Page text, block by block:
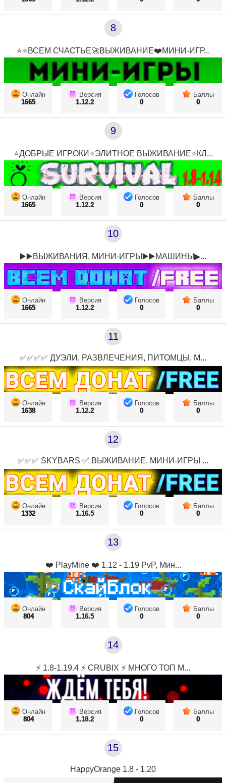
8
⭐⭐ВСЕМ СЧАСТЬЕ🚀ВЫЖИВАНИЕ❤️МИНИ-ИГР...
Онлайн
1665
Версия
1.12.2
Голосов
0
Баллы
0
9
⭐ДОБРЫЕ ИГРОКИ⭐ЭЛИТНОЕ ВЫЖИВАНИЕ⭐КЛ...
Онлайн
1665
Версия
1.12.2
Голосов
0
Баллы
0
10
▶️▶️ВЫЖИВАНИЯ, МИНИ-ИГРЫ▶️▶️МАШИНЫ▶...
Онлайн
1665
Версия
1.12.2
Голосов
0
Баллы
0
11
✅✅✅✅ ДУЭЛИ, РАЗВЛЕЧЕНИЯ, ПИТОМЦЫ, М...
Онлайн
1638
Версия
1.12.2
Голосов
0
Баллы
0
12
✅✅✅ SKYBARS ✅ ВЫЖИВАНИЕ, МИНИ-ИГРЫ ...
Онлайн
1332
Версия
1.16.5
Голосов
0
Баллы
0
13
❤️ PlayMine ❤️ 1.12 - 1.19 PvP, Мин...
Онлайн
804
Версия
1.16.5
Голосов
0
Баллы
0
14
⚡ 1.8-1.19.4 ⚡ CRUBIX ⚡ МНОГО ТОП М...
Онлайн
804
Версия
1.18.2
Голосов
0
Баллы
0
15
HappyOrange 1.8 - 1.20